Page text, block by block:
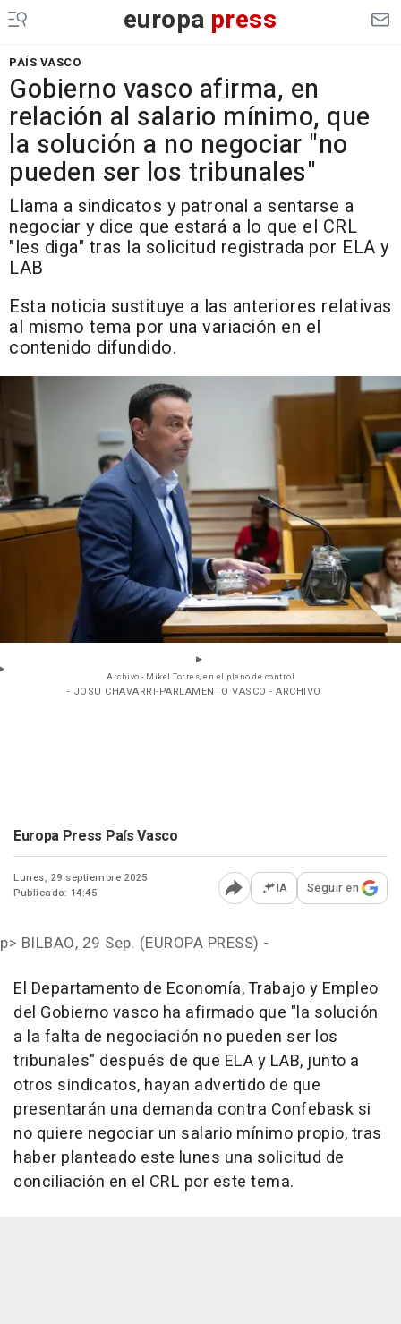
europa press
PAÍS VASCO
Gobierno vasco afirma, en
relación al salario mínimo, que
la solución a no negociar "no
pueden ser los tribunales"
Llama a sindicatos y patronal a sentarse a
negociar y dice que estará a lo que el CRL
"les diga" tras la solicitud registrada por ELA y
LAB
Esta noticia sustituye a las anteriores relativas
al mismo tema por una variación en el
contenido difundido.
Archivo - Mikel Torres, en el pleno de control
- JOSU CHAVARRI-PARLAMENTO VASCO - ARCHIVO
Europa Press País Vasco
Lunes, 29 septiembre 2025
Publicado: 14:45
Abrir opciones para
IA Seguir en
p> BILBAO, 29 Sep. (EUROPA PRESS) -
El Departamento de Economía, Trabajo y Empleo
del Gobierno vasco ha afirmado que "la solución
a la falta de negociación no pueden ser los
tribunales" después de que ELA y LAB, junto a
otros sindicatos, hayan advertido de que
presentarán una demanda contra Confebask si
no quiere negociar un salario mínimo propio, tras
haber planteado este lunes una solicitud de
conciliación en el CRL por este tema.